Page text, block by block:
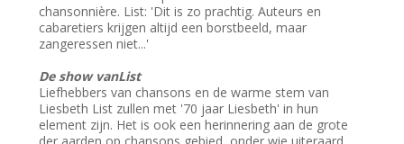
chansonnière. List: 'Dit is zo prachtig. Auteurs en
cabaretiers krijgen altijd een borstbeeld, maar
zangeressen niet...'
De show vanList
Liefhebbers van chansons en de warme stem van
Liesbeth List zullen met '70 jaar Liesbeth' in hun
element zijn. Het is ook een herinnering aan de grote